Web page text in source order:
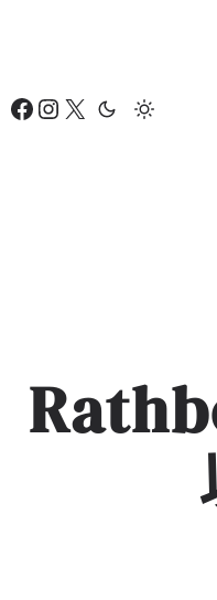
要
Facebook Instagram X